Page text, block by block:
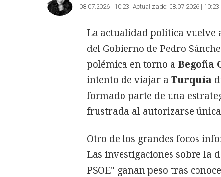
08.07.2026 | 10:23 Actualizado: 08.07.2026 | 10:23
La actualidad política vuelve
del Gobierno de Pedro
polémica en torno a Begoña
intento de viajar a Turquía
formado parte de una
frustrada al autorizarse
Otro de los grandes focos
Las investigaciones sobre la
PSOE" ganan peso tras